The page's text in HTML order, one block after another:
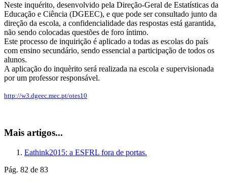
Neste inquérito, desenvolvido pela Direção-Geral de Estatísticas da
Educação e Ciência (DGEEC), e que pode ser consultado junto da
direção da escola, a confidencialidade das respostas está garantida,
não sendo colocadas questões de foro íntimo.
Este processo de inquirição é aplicado a todas as escolas do país
com ensino secundário, sendo essencial a participação de todos os
alunos.
A aplicação do inquèrito será realizada na escola e supervisionada
por um professor responsável.​
http://w3.dgeec.mec.pt/otes10
Mais artigos...
Eathink2015: a ESFRL fora de portas.
Pág. 82 de 83